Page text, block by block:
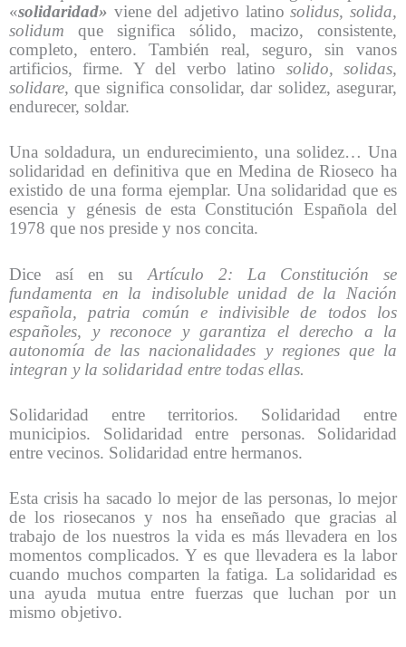
«solidaridad» viene del adjetivo latinosolidus, solida,
solidumque significa sólido, macizo, consistente,
completo, entero. También real, seguro, sin vanos
artificios, firme. Y del verbo latino solido, solidas,
solidare,que significa consolidar, dar solidez, asegurar,
endurecer, soldar.
Una soldadura, un endurecimiento, una solidez… Una
solidaridad en definitiva que en Medina de Rioseco ha
existido de una forma ejemplar. Una solidaridad que es
esencia y génesis de esta Constitución Española del
1978 que nos preside y nos concita.
Dice así en su Artículo 2: La Constitución se
fundamenta en la indisoluble unidad de la Nación
española, patria común e indivisible de todos los
españoles, y reconoce y garantiza el derecho a la
autonomía de las nacionalidades y regiones que la
integran y la solidaridad entre todas ellas.
Solidaridad entre territorios. Solidaridad entre
municipios. Solidaridad entre personas. Solidaridad
entre vecinos. Solidaridad entre hermanos.
Esta crisis ha sacado lo mejor de las personas, lo mejor
de los riosecanos y nos ha enseñado que gracias al
trabajo de los nuestros la vida es más llevadera en los
momentos complicados. Y es que llevadera es la labor
cuando muchos comparten la fatiga. La solidaridad es
una ayuda mutua entre fuerzas que luchan por un
mismo objetivo.